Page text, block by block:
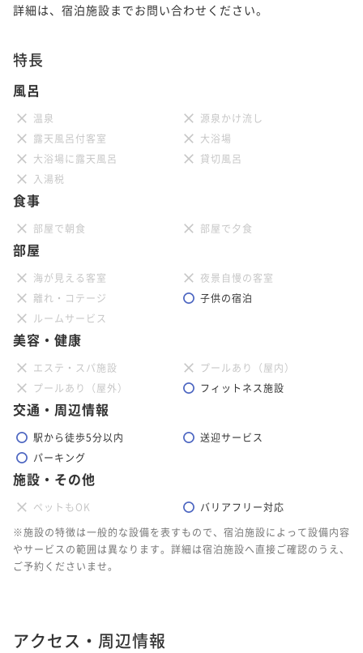
詳細は、宿泊施設までお問い合わせください。
特長
風呂
温泉
源泉かけ流し
露天風呂付客室
大浴場
大浴場に露天風呂
貸切風呂
入湯税
食事
部屋で朝食 部屋で夕食
部屋
海が見える客室
夜景自慢の客室
離れ・コテージ
子供の宿泊
ルームサービス
美容・健康
エステ・スパ施設
プールあり（屋内）
プールあり（屋外）
フィットネス施設
交通・周辺情報
駅から徒歩5分以内
送迎サービス
パーキング
施設・その他
ペットもOK
バリアフリー対応
※施設の特徴は一般的な設備を表すもので、宿泊施設によって設備内容
やサービスの範囲は異なります。詳細は宿泊施設へ直接ご確認のうえ、
ご予約くださいませ。
アクセス・周辺情報